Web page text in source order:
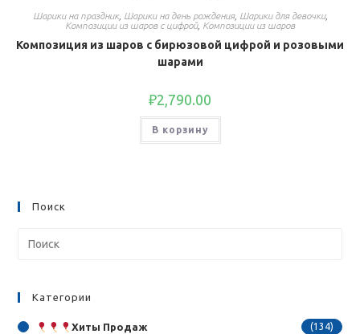
Шарики на праздник, Шарики на день рождения, Шарики для девочки,
Композиции из шаров с цифрой, Композиции из шаров
Композиция из шаров с бирюзовой цифрой и розовыми
шарами
₽2,790.00
В корзину
Поиск
Категории
Хиты Продаж (134)